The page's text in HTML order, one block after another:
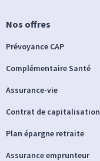
Nos offres
Prévoyance CAP
Complémentaire Santé
Assurance-vie
Contrat de capitalisation
Plan épargne retraite
Assurance emprunteur